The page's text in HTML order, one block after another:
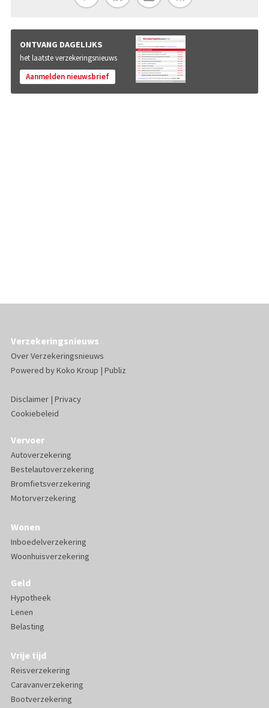
ONTVANG DAGELIJKS
het laatste verzekeringsnieuws
Aanmelden nieuwsbrief
Verzekeringsnieuws
Over Verzekeringsnieuws
Powered byKoko Kroup | Publiz
Disclaimer| Privacy
Cookiebeleid
Vervoer
Autoverzekering
Bestelautoverzekering
Bromfietsverzekering
Motorverzekering
Wonen
Inboedelverzekering
Woonhuisverzekering
Geld
Hypotheek
Lenen
Belasting
Vrije tijd
Reisverzekering
Caravanverzekering
Bootverzekering